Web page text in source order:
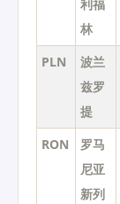
利福
林
PLN
波兰
兹罗
提
RON
罗马
尼亚
新列